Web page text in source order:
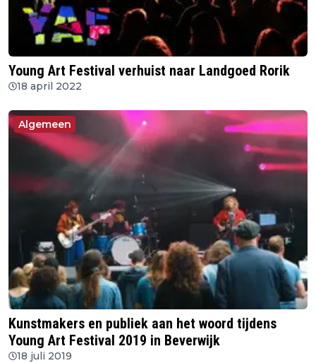
Young Art Festival verhuist naar Landgoed Rorik
18 april 2022
Algemeen
Kunstmakers en publiek aan het woord tijdens
Young Art Festival 2019 in Beverwijk
18 juli 2019